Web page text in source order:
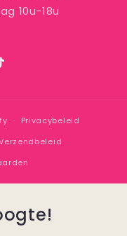
10u-18u
Privacybeleid